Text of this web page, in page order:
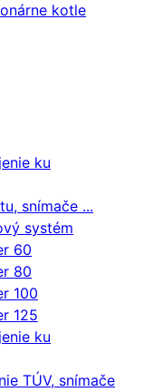
kotle
ku
snímače ...
systém
60
80
100
125
ku
TÚV, snímače